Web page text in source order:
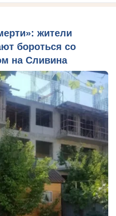
жители
бороться со
на Сливина